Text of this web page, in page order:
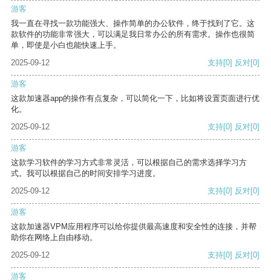
游客
我一直在寻找一款功能强大、操作简单的办公软件，终于找到了它。这
款软件的功能非常强大，可以满足我日常办公的所有需求。操作也很简
单，即使是小白也能快速上手。
2025-09-12
支持[0] 反对[0]
游客
这款加速器app的操作有点复杂，可以简化一下，比如将设置页面进行优
化。
2025-09-12
支持[0] 反对[0]
游客
这款学习软件的学习方式非常灵活，可以根据自己的需求选择学习方
式。我可以根据自己的时间安排学习进度。
2025-09-12
支持[0] 反对[0]
游客
这款加速器VPM应用程序可以给你提供最高速度和安全性的连接，并帮
助你在网络上自由移动。
2025-09-12
支持[0] 反对[0]
游客